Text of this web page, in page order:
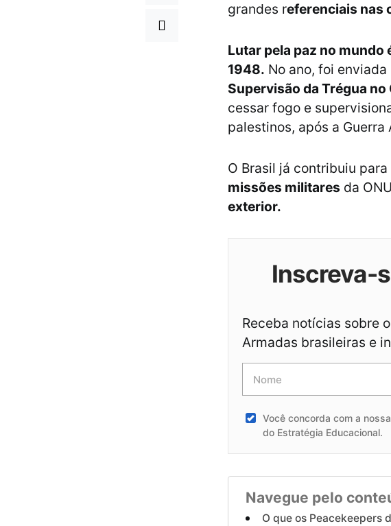
grandes referenciais nas
Lutar pela paz no mundo
1948. No ano, foi
Supervisão da Trégua
cessar fogo e
palestinos, após a Guerra
O Brasil já contribuiu
missões militares da
exterior.
Inscreva-
Receba notícias sobre
Armadas brasileiras e
Você concorda com a nossa
do Estratégia Educacional.
Navegue pelo
O que os Peacekeepers